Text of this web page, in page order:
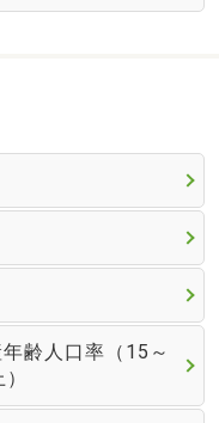
齢人口率（15～